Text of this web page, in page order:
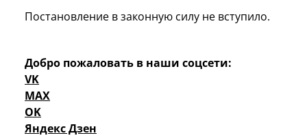
Постановление в законную силу не вступило.
Добро пожаловать в наши соцсети:
VK
MAX
OK
Яндекс Дзен